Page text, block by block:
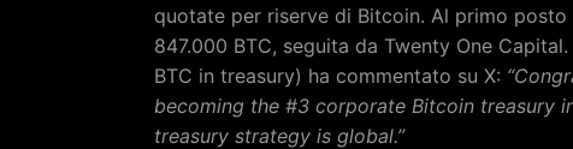
quotate per riserve di Bitcoin. Al primo posto
847.000 BTC, seguita da Twenty One
BTC in treasury) ha commentato su X:
becoming the #3 corporate Bitcoin treasury
treasury strategy is global.”